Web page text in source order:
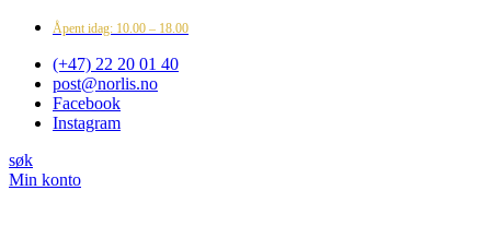
Åpent idag: 10.00 – 18.00
(+47) 22 20 01 40
post@norlis.no
Facebook
Instagram
søk
Min konto